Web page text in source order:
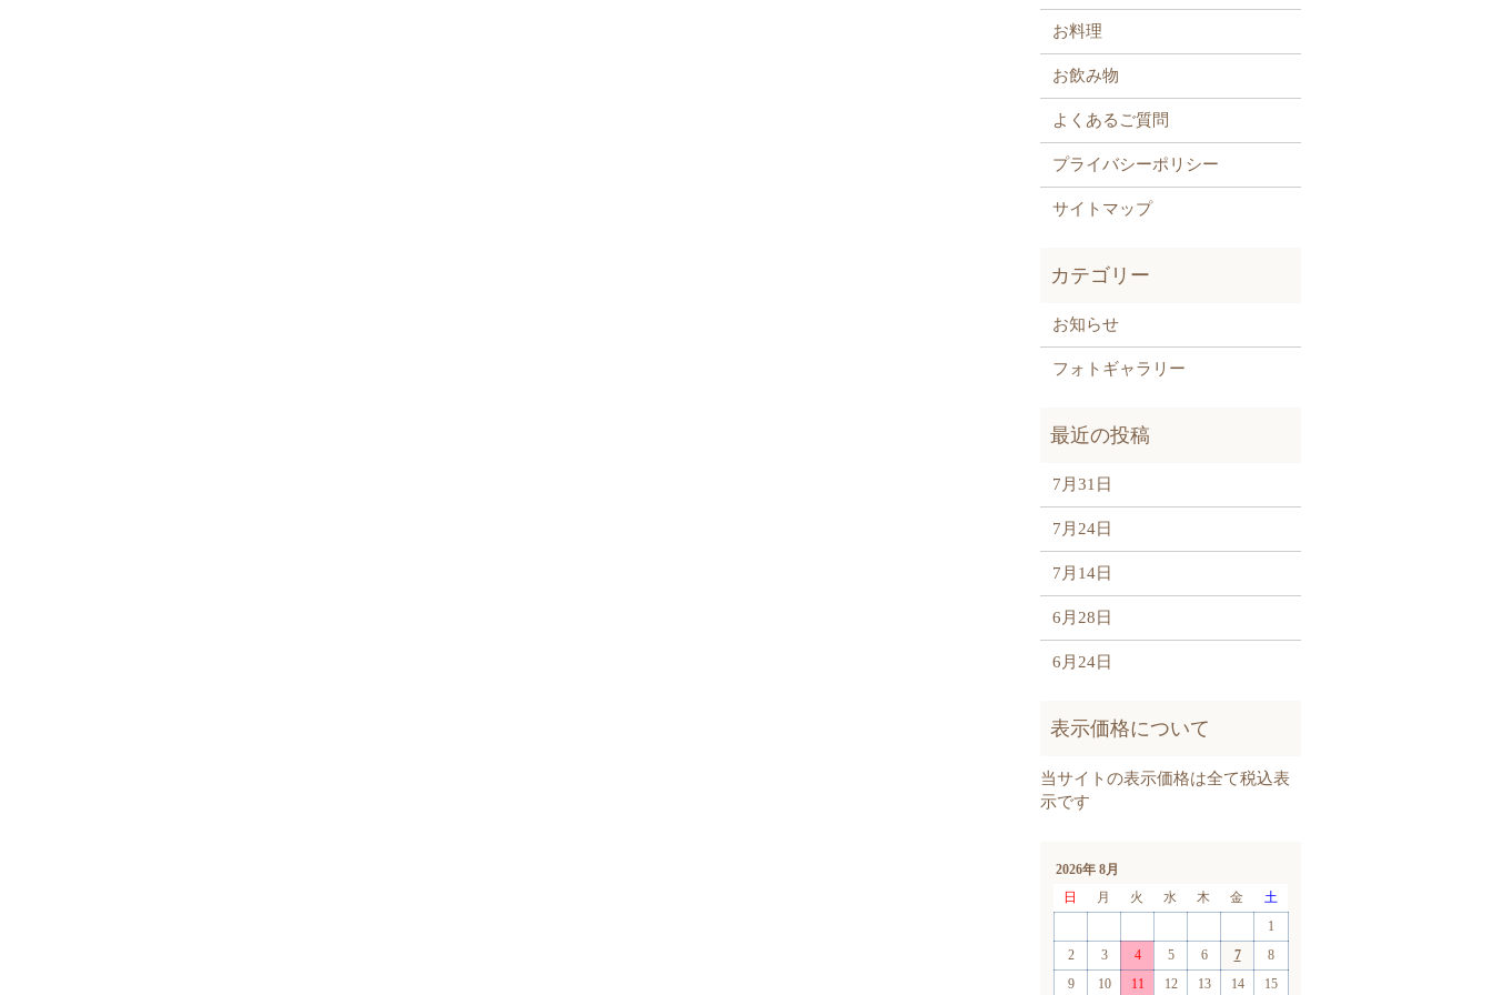
お料理
お飲み物
よくあるご質問
プライバシーポリシー
サイトマップ
お知らせ
フォトギャラリー
7月31日
7月24日
7月14日
6月28日
6月24日
2026年 8月
日
月 火 水 木 金
土
1
2
3 4 5 6 7
8
9
10 11 12 13 14 15